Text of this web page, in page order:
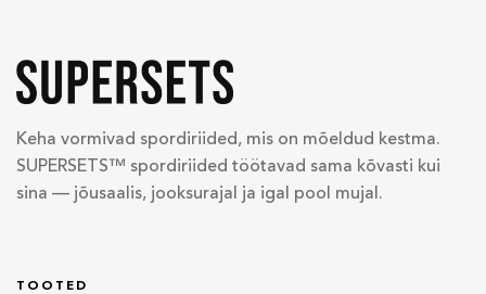
Keha vormivad spordiriided, mis on mõeldud kestma.
SUPERSETS™ spordiriided töötavad sama kõvasti kui
sina — jõusaalis, jooksurajal ja igal pool mujal.
TOOTED